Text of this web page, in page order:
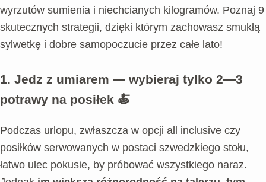
wyrzutów sumienia i niechcianych kilogramów. Poznaj 9
skutecznych strategii, dzięki którym zachowasz smukłą
sylwetkę i dobre samopoczucie przez całe lato!
1. Jedz z umiarem — wybieraj tylko 2—3
potrawy na posiłek 🍝
Podczas urlopu, zwłaszcza w opcji all inclusive czy
posiłków serwowanych w postaci szwedzkiego stołu,
łatwo ulec pokusie, by próbować wszystkiego naraz.